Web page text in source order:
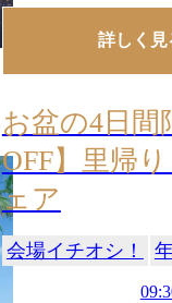
詳しく見
お盆の4日間
OFF】里帰
ェア
会場イチオシ！